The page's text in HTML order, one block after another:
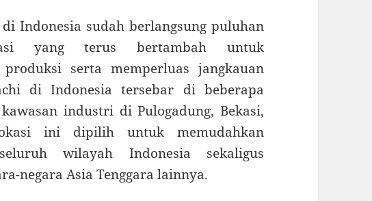
Indonesia sudah berlangsung puluhan
yang terus bertambah untuk
serta memperluas jangkauan
di Indonesia tersebar di beberapa
industri di Pulogadung, Bekasi,
ini dipilih untuk memudahkan
wilayah Indonesia sekaligus
negara Asia Tenggara lainnya.